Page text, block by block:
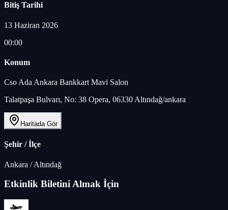
Bitiş Tarihi
13 Haziran 2026
00:00
Konum
Cso Ada Ankara Bankkart Mavi Salon
Talatpaşa Bulvarı, No: 38 Opera, 06330 Altındağ/ankara
Haritada Gör
Şehir / İlçe
Ankara /Altındağ
Etkinlik Biletini Almak İçin